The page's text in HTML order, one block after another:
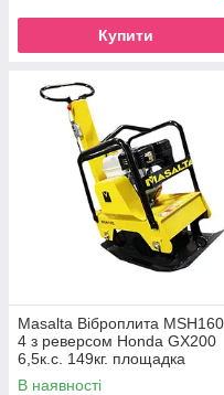
Купити
Masalta Віброплита
4 з реверсом Honda GX200
6,5к.с. 149кг. площадка
730*370мм
В наявності